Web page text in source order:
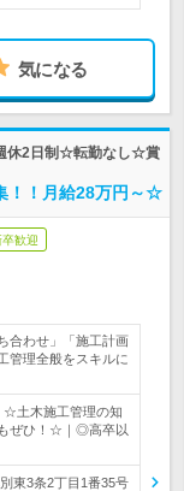
気になる
休2日制☆転勤なし☆賞
！！月給28万円～☆
歓迎
合わせ」「施工計画
管理全般をスキルに
☆土木施工管理の知
ぜひ！☆｜◎高卒以
東3条2丁目1番35号